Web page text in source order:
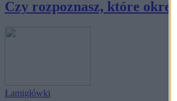
Czy rozpoznasz, które
Łamigłówki